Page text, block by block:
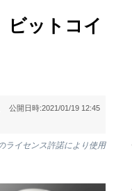
ビットコイ
公開日時:2021/01/19 12:45
ライセンス許諾により使用